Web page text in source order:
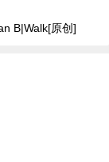
B|Walk[原创]